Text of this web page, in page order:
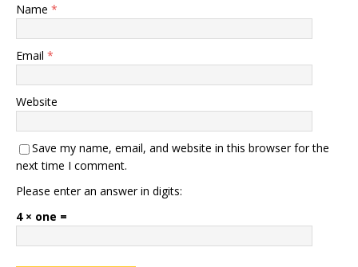
Name *
Email *
Website
Save my name, email, and website in this browser for the
next time I comment.
Please enter an answer in digits:
4 × one =